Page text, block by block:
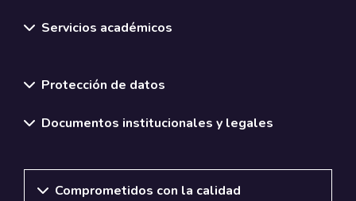
Servicios académicos
Protección de datos
Documentos institucionales y legales
Comprometidos con la calidad